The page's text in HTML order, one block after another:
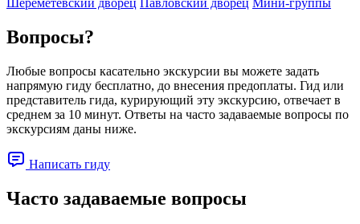
Шереметевский дворец Павловский дворец Мини-группы
Вопросы?
Любые вопросы касательно экскурсии вы можете задать
напрямую гиду бесплатно, до внесения предоплаты. Гид или
представитель гида, курирующий эту экскурсию, отвечает в
среднем за 10 минут. Ответы на часто задаваемые вопросы по
экскурсиям даны ниже.
Написать гиду
Часто задаваемые вопросы